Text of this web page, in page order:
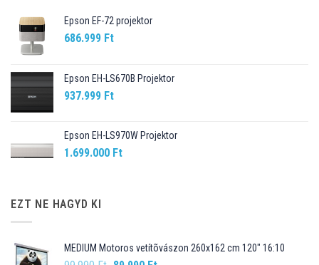
Epson EF-72 projektor
686.999 Ft
Epson EH-LS670B Projektor
937.999 Ft
Epson EH-LS970W Projektor
1.699.000 Ft
EZT NE HAGYD KI
MEDIUM Motoros vetítõvászon 260x162 cm 120" 16:10